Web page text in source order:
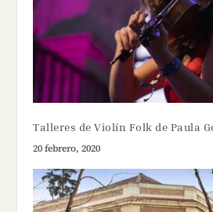
Talleres de Violín Folk de Paula
20 febrero, 2020